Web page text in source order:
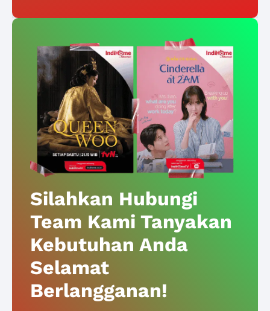
Silahkan Hubungi
Team Kami Tanyakan
Kebutuhan Anda
Selamat
Berlangganan!